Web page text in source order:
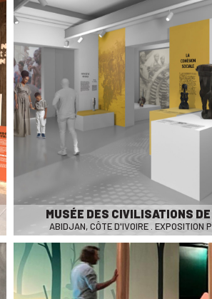
MUSÉE DES CIVILISATIONS
ABIDJAN, CÔTE D'IVOIRE . EXPOSITION